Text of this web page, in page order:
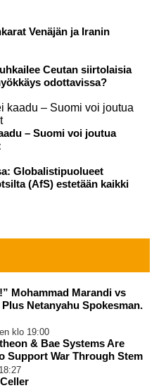
Venäjän ja Iranin
Ceutan siirtolaisia
odottavissa?
– Suomi voi joutua
Globalistipuolueet
(AfS) estetään kaikki
Mohammad Marandi vs
Netanyahu Spokesman.
klo 19:00
& Bae Systems Are
Support War Through Stem